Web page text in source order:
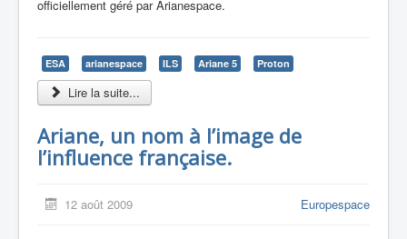
officiellement géré par Arianespace.
ESA arianespace ILS Ariane 5 Proton
Lire la suite...
Ariane, un nom à l’image de
l’influence française.
12 août 2009 Europespace